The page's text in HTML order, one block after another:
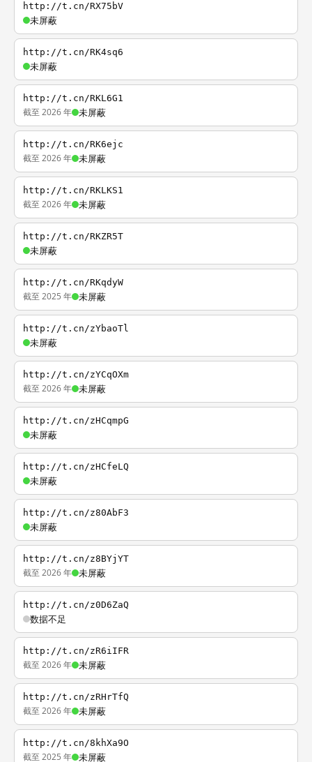
http://t.cn/RX75bV
未屏蔽
http://t.cn/RK4sq6
未屏蔽
http://t.cn/RKL6G1
截至 2026 年 未屏蔽
http://t.cn/RK6ejc
截至 2026 年 未屏蔽
http://t.cn/RKLKS1
截至 2026 年 未屏蔽
http://t.cn/RKZR5T
未屏蔽
http://t.cn/RKqdyW
截至 2025 年 未屏蔽
http://t.cn/zYbaoTl
未屏蔽
http://t.cn/zYCqOXm
截至 2026 年 未屏蔽
http://t.cn/zHCqmpG
未屏蔽
http://t.cn/zHCfeLQ
未屏蔽
http://t.cn/z80AbF3
未屏蔽
http://t.cn/z8BYjYT
截至 2026 年 未屏蔽
http://t.cn/z0D6ZaQ
数据不足
http://t.cn/zR6iIFR
截至 2026 年 未屏蔽
http://t.cn/zRHrTfQ
截至 2026 年 未屏蔽
http://t.cn/8khXa9O
截至 2025 年 未屏蔽